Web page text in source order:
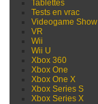
Tablettes
Tests en vrac
Videogame Show
VR
Wii
Wii U
Xbox 360
Xbox One
Xbox One X
Xbox Series S
Xbox Series X